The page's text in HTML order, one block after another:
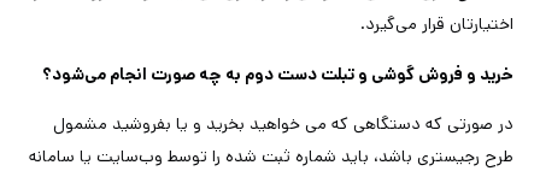
اختیارتان قرار می‌گیرد.
خرید و فروش گوشی و تبلت دست دوم به چه صورت انجام می‌شود؟
در صورتی که دستگاهی که می خواهید بخرید و یا بفروشید مشمول
طرح رجیستری باشد، باید شماره ثبت شده را توسط وب‌سایت یا سامانه